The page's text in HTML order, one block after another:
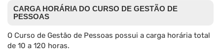
CARGA HORÁRIA DO CURSO DE GESTÃO DE
PESSOAS
O Curso de Gestão de Pessoas possui a carga horária total
de 10 a 120 horas.